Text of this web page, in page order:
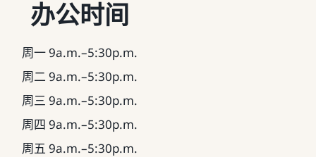
办公时间
周一 9a.m.–5:30p.m.
周二 9a.m.–5:30p.m.
周三 9a.m.–5:30p.m.
周四 9a.m.–5:30p.m.
周五 9a.m.–5:30p.m.